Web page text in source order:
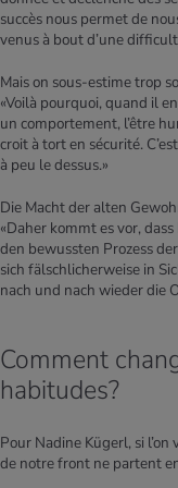
succès nous permet de
venus à bout d’une
Mais on sous-estime trop
«Voilà pourquoi, quand il
un comportement, l’être
croit à tort en sécurité.
à peu le dessus.»
Die Macht der alten
«Daher kommt es vor,
den bewussten Prozess
sich fälschlicherweise in
nach und nach wieder die
Comment
habitudes?
Pour Nadine Kügerl, si
de notre front ne partent